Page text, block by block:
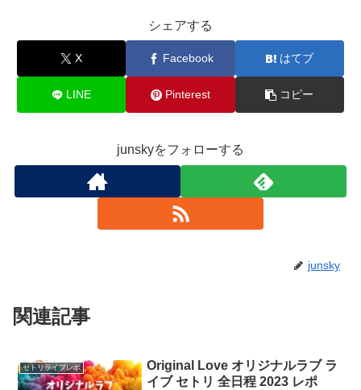
シェアする
X Facebook はてブ
LINE Pinterest コピー
junskyをフォローする
junsky
関連記事
セトリライブレポ
Original Love オリジナルラブ ラ
イブ セトリ 全日程 2023 レポ